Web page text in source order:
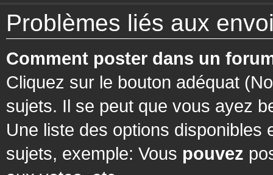
Problèmes liés aux
Comment poster dans un
Cliquez sur le bouton adéquat
sujets. Il se peut que vous ayez
Une liste des options
sujets, exemple: Vous pouvez